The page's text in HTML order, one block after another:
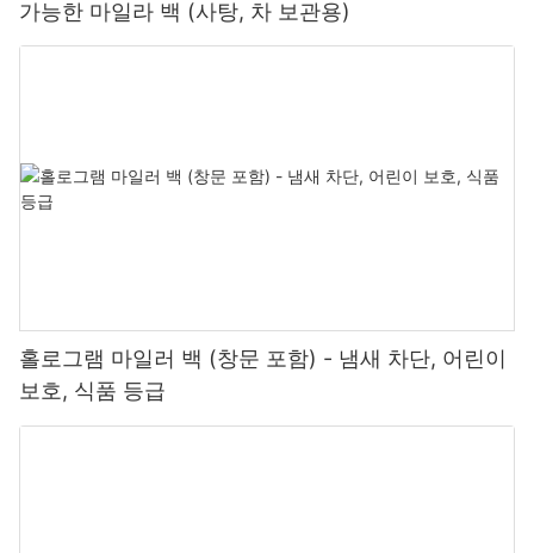
가능한 마일라 백 (사탕, 차 보관용)
홀로그램 마일러 백 (창문 포함) - 냄새 차단, 어린이
보호, 식품 등급